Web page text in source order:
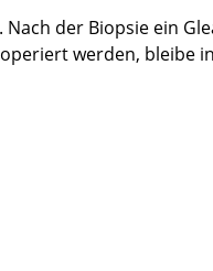
der Biopsie ein
werden, bleibe
möchte ich einmal die
Klinik loben. Jeder